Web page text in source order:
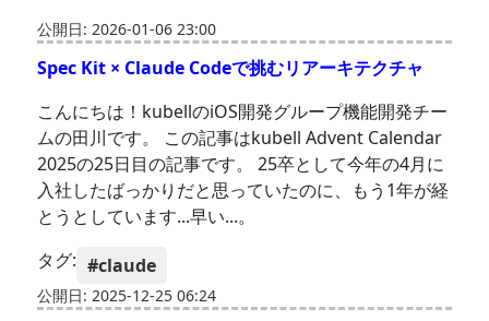
公開日: 2026-01-06 23:00
Spec Kit × Claude Codeで挑むリアーキテクチャ
こんにちは！kubellのiOS開発グループ機能開発チー
ムの田川です。 この記事はkubell Advent Calendar
2025の25日目の記事です。 25卒として今年の4月に
入社したばっかりだと思っていたのに、もう1年が経
とうとしています...早い...。
タグ: #claude
公開日: 2025-12-25 06:24